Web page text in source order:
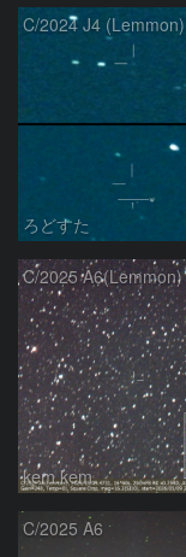
C/2024 J4
ろどすた
C/2025 A6(Lemmon)
kem.kem
C/2025 A6